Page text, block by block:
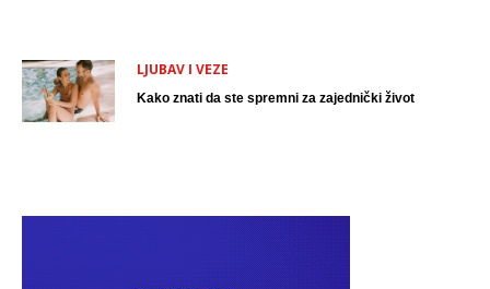
LJUBAV I VEZE
Kako znati da ste spremni za zajednički život